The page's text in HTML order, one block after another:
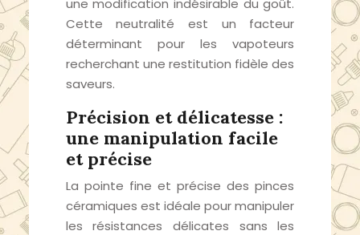
Cette neutralité est un facteur
déterminant pour les vapoteurs
recherchant une restitution fidèle des
saveurs.
Précision et délicatesse :
une manipulation facile
et précise
La pointe fine et précise des pinces
céramiques est idéale pour manipuler
les résistances délicates sans les